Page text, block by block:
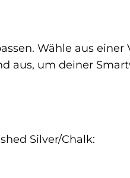
Wähle aus einer
aus, um deiner
Silver/Chalk: